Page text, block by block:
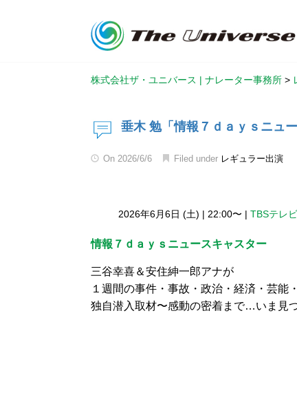
株式会社ザ・ユニバース | ナレーター事務所 >
垂木 勉「情報７ｄａｙｓニュ
On 2026/6/6 Filed under レギュラー出演
2026年6月6日 (土) | 22:00〜 | TBSテレビ
情報７ｄａｙｓニュースキャスター
三谷幸喜＆安住紳一郎アナが
１週間の事件・事故・政治・経済・芸能
独自潜入取材〜感動の密着まで…いま見